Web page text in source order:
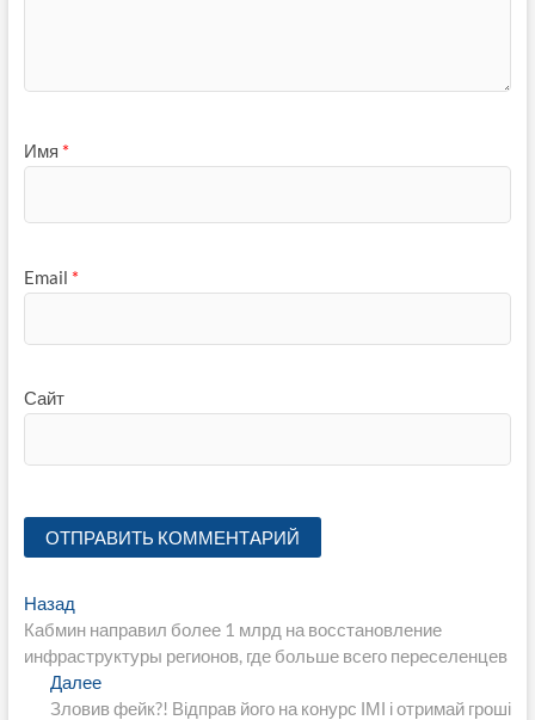
Имя *
Email *
Сайт
Навигация
по
записям
НазадПредыдущая
запись:
Кабмин направил более 1 млрд на восстановление
инфраструктуры регионов, где больше всего переселенцев
ДалееСледующая
запись:
Зловив фейк?! Відправ його на конурс ІМІ і отримай гроші